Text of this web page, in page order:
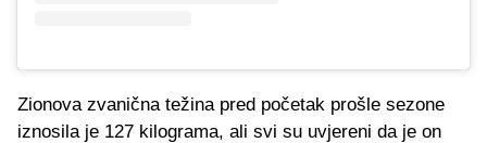
Zionova zvanična težina pred početak prošle sezone
iznosila je 127 kilograma, ali svi su uvjereni da je on